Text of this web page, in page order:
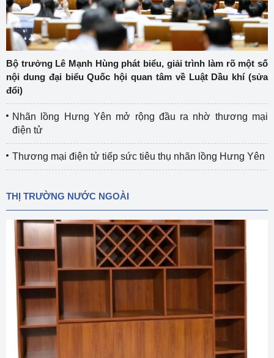
Bộ trưởng Lê Mạnh Hùng phát biểu, giải trình làm rõ một số
nội dung đại biểu Quốc hội quan tâm về Luật Dầu khí (sửa
đổi)
Nhãn lồng Hưng Yên mở rộng đầu ra nhờ thương mại
điện tử
Thương mại điện tử tiếp sức tiêu thụ nhãn lồng Hưng Yên
THỊ TRƯỜNG NƯỚC NGOÀI